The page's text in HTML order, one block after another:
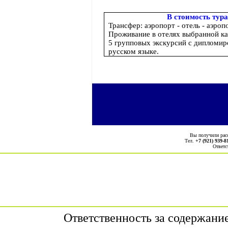
В стоимость
Трансфер: аэропорт - отель -
Проживание в отелях выбранной
5 групповых экскурсий с
русском языке.
Вы получили
Тел. +7 (921) 939-
Ответственность за